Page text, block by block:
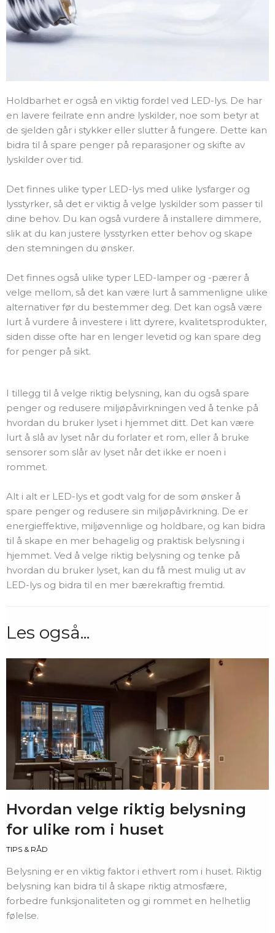
Holdbarhet er også en viktig fordel ved LED-lys. De har
en lavere feilrate enn andre lyskilder, noe som betyr at
de sjelden går i stykker eller slutter å fungere. Dette kan
bidra til å spare penger på reparasjoner og skifte av
lyskilder over tid.
Det finnes ulike typer LED-lys med ulike lysfarger og
lysstyrker, så det er viktig å velge lyskilder som passer til
dine behov. Du kan også vurdere å installere dimmere,
slik at du kan justere lysstyrken etter behov og skape
den stemningen du ønsker.
Det finnes også ulike typer LED-lamper og -pærer å
velge mellom, så det kan være lurt å sammenligne ulike
alternativer før du bestemmer deg. Det kan også være
lurt å vurdere å investere i litt dyrere, kvalitetsprodukter,
siden disse ofte har en lenger levetid og kan spare deg
for penger på sikt.
I tillegg til å velge riktig belysning, kan du også spare
penger og redusere miljøpåvirkningen ved å tenke på
hvordan du bruker lyset i hjemmet ditt. Det kan være
lurt å slå av lyset når du forlater et rom, eller å bruke
sensorer som slår av lyset når det ikke er noen i
rommet.
Alt i alt er LED-lys et godt valg for de som ønsker å
spare penger og redusere sin miljøpåvirkning. De er
energieffektive, miljøvennlige og holdbare, og kan bidra
til å skape en mer behagelig og praktisk belysning i
hjemmet. Ved å velge riktig belysning og tenke på
hvordan du bruker lyset, kan du få mest mulig ut av
LED-lys og bidra til en mer bærekraftig fremtid.
Les også...
Hvordan velge riktig belysning
for ulike rom i huset
TIPS & RÅD
Belysning er en viktig faktor i ethvert rom i huset. Riktig
belysning kan bidra til å skape riktig atmosfære,
forbedre funksjonaliteten og gi rommet en helhetlig
følelse.